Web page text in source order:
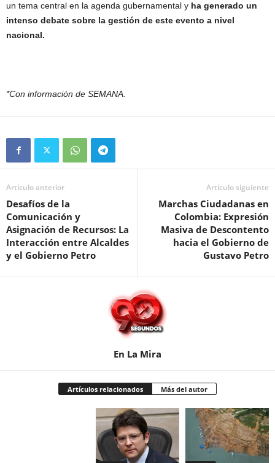
un tema central en la agenda gubernamental y ha generado un
intenso debate sobre la gestión de este evento a nivel
nacional.
*Con información de SEMANA.
Artículo anterior
Desafíos de la
Comunicación y
Asignación de Recursos: La
Interacción entre Alcaldes
y el Gobierno Petro
Artículo siguiente
Marchas Ciudadanas en
Colombia: Expresión
Masiva de Descontento
hacia el Gobierno de
Gustavo Petro
En La Mira
Artículos relacionados Más del autor